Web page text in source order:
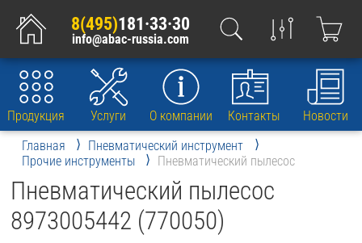
8(495)181·33·30
info@abac-russia.com
Продукция Услуги О компании Контакты
Новости
Главная
Пневматический инструмент
Прочие инструменты
Пневматический пылесос
Пневматический пылесос
8973005442 (770050)